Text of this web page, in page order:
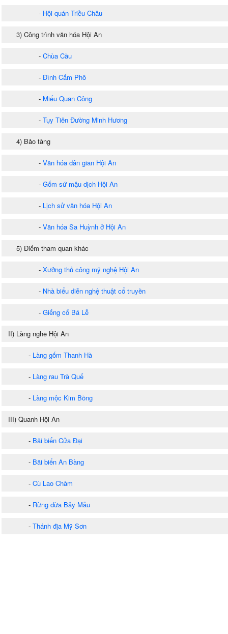
- Hội quán Triều Châu
3) Công trình văn hóa Hội An
- Chùa Cầu
- Đình Cẩm Phô
- Miếu Quan Công
- Tụy Tiên Đường Minh Hương
4) Bảo tàng
- Văn hóa dân gian Hội An
- Gốm sứ mậu dịch Hội An
- Lịch sử văn hóa Hội An
- Văn hóa Sa Huỳnh ở Hội An
5) Điểm tham quan khác
- Xưởng thủ công mỹ nghệ Hội An
- Nhà biểu diễn nghệ thuật cổ truyền
- Giếng cổ Bá Lễ
II) Làng nghề Hội An
- Làng gốm Thanh Hà
- Làng rau Trà Quế
- Làng mộc Kim Bồng
III) Quanh Hội An
- Bãi biển Cửa Đại
- Bãi biển An Bàng
- Cù Lao Chàm
- Rừng dừa Bảy Mẫu
- Thánh địa Mỹ Sơn